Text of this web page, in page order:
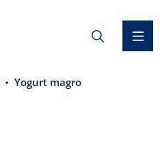
Yogurt magro